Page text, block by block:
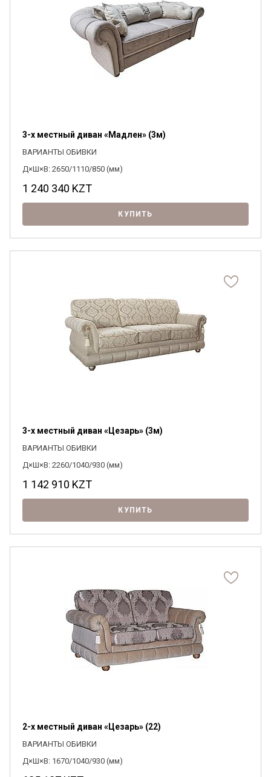
3-х местный диван «Мадлен» (3м)
ВАРИАНТЫ ОБИВКИ
Д×Ш×В: 2650/1110/850 (мм)
1 240 340 KZT
КУПИТЬ
3-х местный диван «Цезарь» (3м)
ВАРИАНТЫ ОБИВКИ
Д×Ш×В: 2260/1040/930 (мм)
1 142 910 KZT
КУПИТЬ
2-х местный диван «Цезарь» (22)
ВАРИАНТЫ ОБИВКИ
Д×Ш×В: 1670/1040/930 (мм)